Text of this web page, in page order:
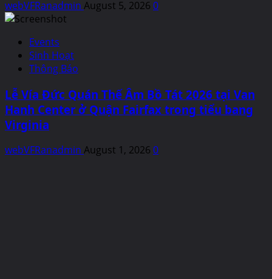
webVFRanadmin August 5, 2026 0
Events
Sinh Hoạt
Thông Báo
Lễ Vía Đức Quán Thế Âm Bồ Tát 2026 tại Van
Hanh Center ở Quận Fairfax trong tiểu bang
Virginia
webVFRanadmin August 1, 2026 0